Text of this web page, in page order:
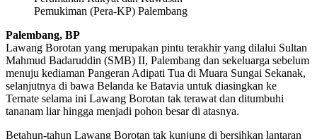
Pemukiman (Pera-KP) Palembang
Palembang, BP
Lawang Borotan yang merupakan pintu terakhir yang dilalui Sultan
Mahmud Badaruddin (SMB) II, Palembang dan sekeluarga sebelum
menuju kediaman Pangeran Adipati Tua di Muara Sungai Sekanak,
selanjutnya di bawa Belanda ke Batavia untuk diasingkan ke
Ternate selama ini Lawang Borotan tak terawat dan ditumbuhi
tananam liar hingga menjadi pohon besar di atasnya.
Betahun-tahun Lawang Borotan tak kunjung di bersihkan lantaran